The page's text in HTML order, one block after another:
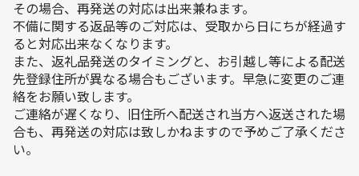
その場合、再発送の対応は出来兼ねます。
不備に関する返品等のご対応は、受取から日にちが経過す
ると対応出来なくなります。
また、返礼品発送のタイミングと、お引越し等による配送
先登録住所が異なる場合もございます。早急に変更のご連
絡をお願い致します。
ご連絡が遅くなり、旧住所へ配送され当方へ返送された場
合も、再発送の対応は致しかねますので予めご了承くださ
い。